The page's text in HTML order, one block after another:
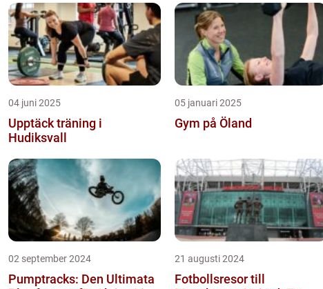
04 juni 2025
Upptäck träning i
Hudiksvall
05 januari 2025
Gym på Öland
02 september 2024
Pumptracks: Den Ultimata
21 augusti 2024
Fotbollsresor till